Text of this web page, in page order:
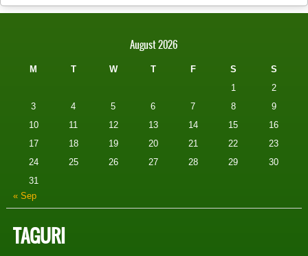
August 2026
M T W T F S
S
1
2
3
4 5 6 7 8
9
10
11 12 13 14 15
16
17
18 19 20 21 22
23
24
25 26 27 28 29
30
31
« Sep
TAGURI